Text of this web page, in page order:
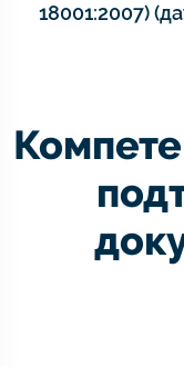
18001:2007)